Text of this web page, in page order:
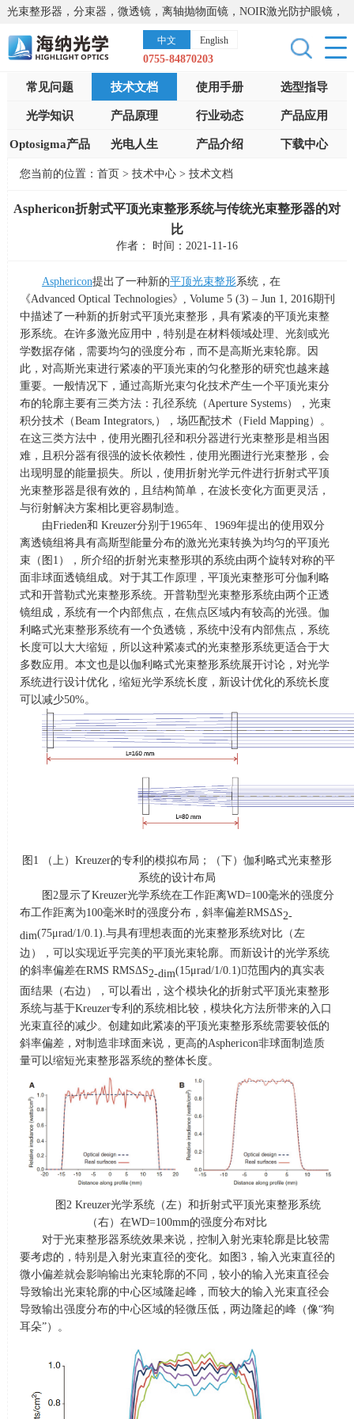
光束整形器，分束器，微透镜，离轴抛物面镜，NOIR激光防护眼镜，
太阳能模拟器，显微镜载物台，激光器，光谱仪，红外热像仪，激光
晶体
中文 English
0755-84870203
常见问题 技术文档 使用手册 选型指导
光学知识 产品原理 行业动态 产品应用
Optosigma产品 光电人生 产品介绍 下载中心
您当前的位置： 首页 > 技术中心 > 技术文档
Asphericon折射式平顶光束整形系统与传统光束整形器的对
比
作者： 时间：2021-11-16
Asphericon提出了一种新的平顶光束整形系统，在
《Advanced Optical Technologies》 , Volume 5 (3) – Jun 1, 2016期刊
中描述了一种新的折射式平顶光束整形，具有紧凑的平顶光束整
形系统。在许多激光应用中，特别是在材料领域处理、光刻或光
学数据存储，需要均匀的强度分布，而不是高斯光束轮廓。因
此，对高斯光束进行紧凑的平顶光束的匀化整形的研究也越来越
重要。一般情况下，通过高斯光束匀化技术产生一个平顶光束分
布的轮廓主要有三类方法：孔径系统（Aperture Systems），光束
积分技术（Beam Integrators, ），场匹配技术（Field Mapping）。
在这三类方法中，使用光圈孔径和积分器进行光束整形是相当困
难，且积分器有很强的波长依赖性，使用光圈进行光束整形，会
出现明显的能量损失。所以，使用折射光学元件进行折射式平顶
光束整形器是很有效的，且结构简单，在波长变化方面更灵活，
与衍射解决方案相比更容易制造。
由Frieden和 Kreuzer分别于1965年、 1969年提出的使用双分
离透镜组将具有高斯型能量分布的激光光束转换为均匀的平顶光
束（图 1 ），所介绍的折射光束整形琪的系统由两个旋转对称的平
面非球面透镜组成。对于其工作原理，平顶光束整形可分伽利略
式和开普勒式光束整形系统。开普勒型光束整形系统由两个正透
镜组成，系统有一个内部焦点，在焦点区域内有较高的光强。伽
利略式光束整形系统有一个负透镜，系统中没有内部焦点，系统
长度可以大大缩短，所以这种紧凑式的光束整形系统更适合于大
多数应用。本文也是以伽利略式光束整形系统展开讨论，对光学
系统进行设计优化，缩短光学系统长度，新设计优化的系统长度
可以减少50%。
图 1 （上）Kreuzer的专利的模拟布局；（下）伽利略式光束整形
系统的设计布局
图 2显示了Kreuzer光学系统在工作距离WD=100毫米的强度分
布工作距离为100毫米时的强度分布，斜率偏差RMSΔS2-
dim(75μrad/1/0.1). 与具有理想表面的光束整形系统对比（左
边），可以实现近乎完美的平顶光束轮廓。而新设计的光学系统
的斜率偏差在RMS RMSΔS2-dim(15μrad/1/0.1)范围内的真实表
面结果（右边），可以看出，这个模块化的折射式平顶光束整形
系统与基于Kreuzer专利的系统相比较，模块化方法所带来的入口
光束直径的减少。创建如此紧凑的平顶光束整形系统需要较低的
斜率偏差，对制造非球面来说，更高的Asphericon非球面制造质
量可以缩短光束整形器系统的整体长度。
图2 Kreuzer光学系统（左）和折射式平顶光束整形系统
（右）在WD=100mm的强度分布对比
对于光束整形器系统效果来说，控制入射光束轮廓是比较需
要考虑的，特别是入射光束直径的变化。如图 3，输入光束直径的
微小偏差就会影响输出光束轮廓的不同，较小的输入光束直径会
导致输出光束轮廓的中心区域隆起峰，而较大的输入光束直径会
导致输出强度分布的中心区域的轻微压低，两边隆起的峰（像“狗
耳朵”）。